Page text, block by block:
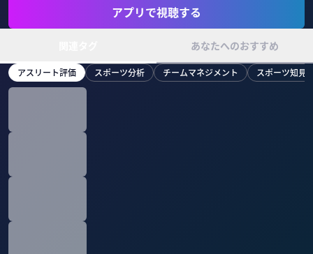
アプリで視聴する
あなたへのおすすめ
アスリート評価 スポーツ分析 チームマネジメント スポーツ知見